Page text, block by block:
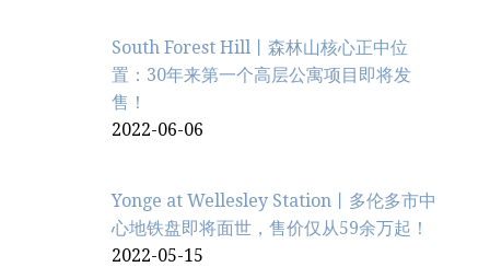
South Forest Hill丨森林山核心正中位
置：30年来第一个高层公寓项目即将发
售！
2022-06-06
Yonge at Wellesley Station丨多伦多市中
心地铁盘即将面世，售价仅从59余万起！
2022-05-15